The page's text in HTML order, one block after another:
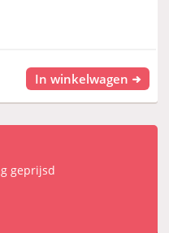
In winkelwagen
geprijsd